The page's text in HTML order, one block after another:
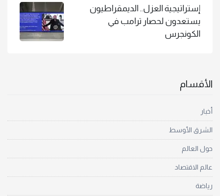
إستراتيجية العزل.. الديمقراطيون
يستعدون لحصار ترامب في
الكونجرس
الأقسام
أخبار
الشرق الأوسط
حول العالم
عالم الاقتصاد
رياضة